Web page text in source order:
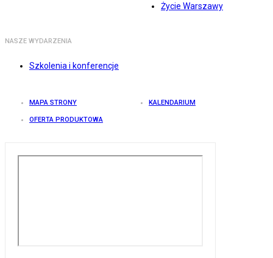
Życie Warszawy
NASZE WYDARZENIA
Szkolenia i konferencje
MAPA STRONY KALENDARIUM
OFERTA PRODUKTOWA